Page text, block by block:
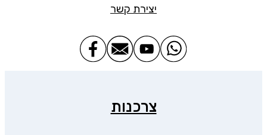
יצירת קשר
צרכנות